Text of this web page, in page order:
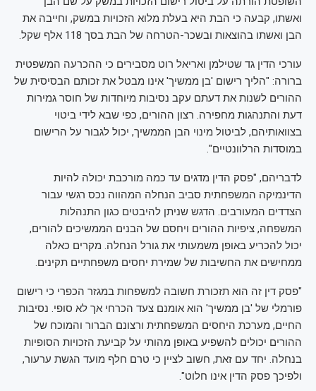
ואשתו, קבעה כי הבת היא בעלת מלוא הזכויות במשק, וחייבה את
הבן ואשתו בהוצאות ובשכר-הטרחה של הבת בסך 118 אלף שקל.
עורכי הדין גד שטילמן ואריאל רוט מסבירים כי ההכרעה המשפטית
ברורה: "הליך רישום 'בן ממשיך' אינו מבטל את זכותם הבסיסית של
ההורים לשנות את דעתם עקב נסיבות מיוחדות של חוסר גמירות
דעת והתנהגות מחפירה. רצון ההורים, כפי שבא לידי ביטוי
בצוואותיהם, לביטול מינוי הבן הממשיך, יכול לגבור על הרישום
במוסדות הרלוונטיים".
לדבריהם, "פסק הדין מדגים עד כמה מורכבת יכולה להיות
הדינמיקה המשפחתית סביב הנחלה המהווה נכס רגשי עבור
הצדדים המעורבים. הדגש שניתן להיבטים כגון התנהלות
המשפחה, ציפיות ההורים ויחסם של הבנים הממשיכים להורים,
יכול להכריע באופן משמעותי את גורל הנחלה. מקרים כאלה
ממחישים את החשיבות של שמירת יחסים משפחתיים תקינים.
"פסק דין זה הוא תזכורת חשובה למשפחות במגזר הכפרי כי רישום
פורמלי של 'בן ממשיך' הוא אומנם צעד הכרחי אך לא סופי. נסיבות
החיים, מערכת היחסים המשפחתית ורצונם הברור והמוכח של
ההורים יכולים להשפיע באופן מהותי על קביעת הזכויות הסופיות
בנחלה. יחד עם זאת, חשוב לציין כי טרם חלף מועד הגשת ערעור,
ולפיכך פסק הדין אינו חלוט".